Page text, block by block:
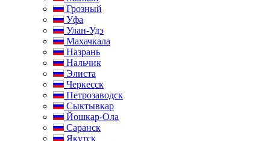
Грозный
Уфа
Улан-Удэ
Махачкала
Назрань
Нальчик
Элиста
Черкесск
Петрозаводск
Сыктывкар
Йошкар-Ола
Саранск
Якутск